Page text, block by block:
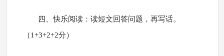
四、快乐阅读：读短文回答问题，再写话。
（1+3+2+2分）